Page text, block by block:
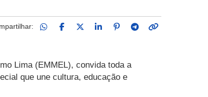
Lima (EMMEL), convida toda a
que une cultura, educação e